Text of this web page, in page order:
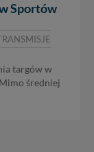
Sportów
targów w
średniej